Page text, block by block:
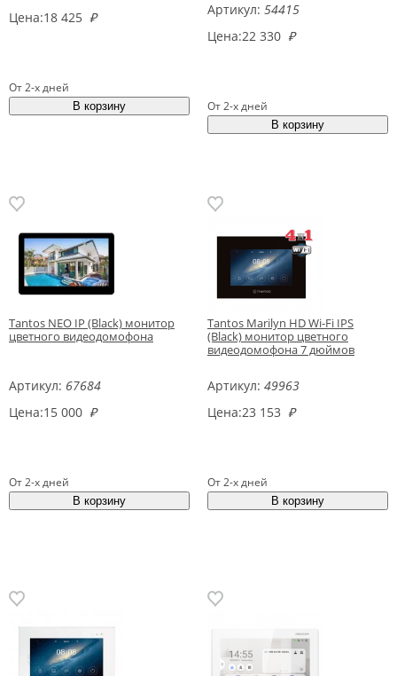
Цена:18 425 ₽
От 2-х дней
Артикул: 54415
Цена:22 330 ₽
От 2-х дней
Tantos NEO IP (Black) монитор
цветного видеодомофона
Артикул: 67684
Цена:15 000 ₽
От 2-х дней
Tantos Marilyn HD Wi-Fi IPS
(Black) монитор цветного
видеодомофона 7 дюймов
Артикул: 49963
Цена:23 153 ₽
От 2-х дней